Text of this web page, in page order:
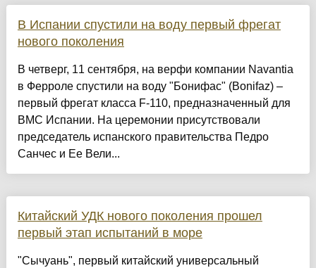
В Испании спустили на воду первый фрегат
нового поколения
В четверг, 11 сентября, на верфи компании Navantia
в Ферроле спустили на воду "Бонифас" (Bonifaz) –
первый фрегат класса F-110, предназначенный для
ВМС Испании. На церемонии присутствовали
председатель испанского правительства Педро
Санчес и Ее Вели...
Китайский УДК нового поколения прошел
первый этап испытаний в море
"Сычуань", первый китайский универсальный